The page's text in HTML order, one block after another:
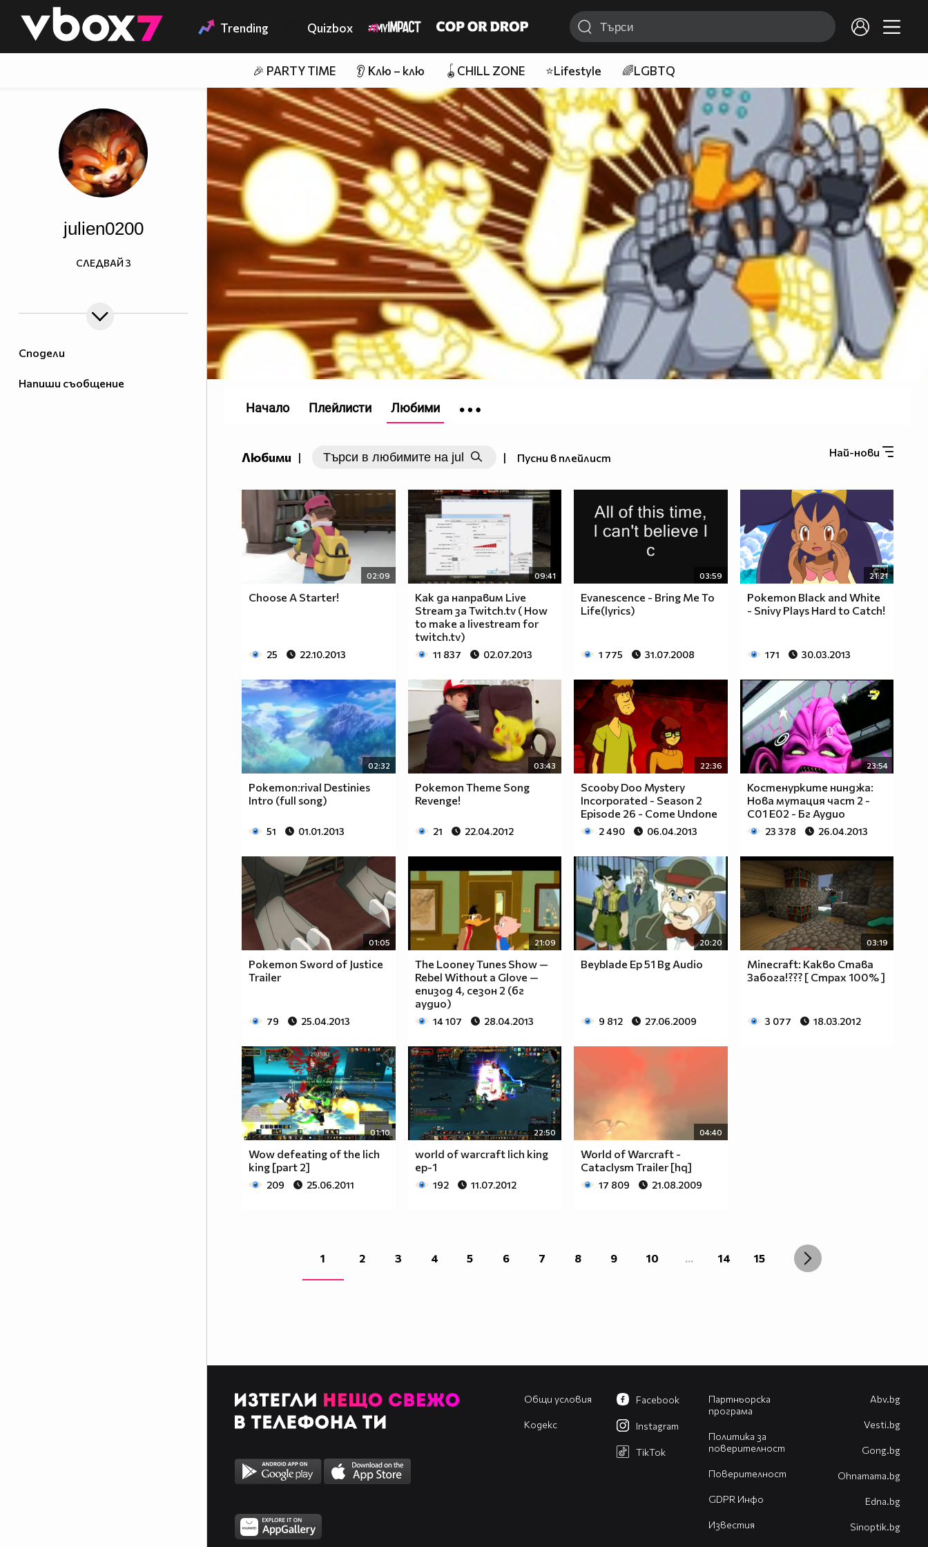
👾 Trending Quizbox
🎉 PARTY TIME 👂 Клю – клю 🪀CHILL ZONE ⭐Lifestyle 🌈LGBTQ
Сподели
Напиши съобщение
julien0200
СЛЕДВАЙ 3
Любими | | Пусни в плейлист Най-нови
02:09
Choose A Starter!
25 22.10.2013
09:41
Как да направим Live
Stream за Twitch.tv ( How
to make a livestream for
twitch.tv)
11 837 02.07.2013
03:59
Evanescence - Bring Me To
Life(lyrics)
1 775 31.07.2008
21:21
Pokemon Black and White
- Snivy Plays Hard to Catch!
171 30.03.2013
02:32
Pokemon:rival Destinies
Intro (full song)
51 01.01.2013
03:43
Pokemon Theme Song
Revenge!
21 22.04.2012
22:36
Scooby Doo Mystery
Incorporated - Season 2
Episode 26 - Come Undone
2 490 06.04.2013
23:54
Костенурките нинджа:
Нова мутация част 2 -
С01 Е02 - Бг Аудио
23 378 26.04.2013
01:05
Pokemon Sword of Justice
Trailer
79 25.04.2013
21:09
The Looney Tunes Show —
Rebel Without a Glove —
епизод 4, сезон 2 (бг
аудио)
14 107 28.04.2013
20:20
Beyblade Ep 51 Bg Audio
9 812 27.06.2009
03:19
Minecraft: Какво Става
Забога!??? [ Страх 100% ]
3 077 18.03.2012
01:10
Wow defeating of the lich
king [part 2]
209 25.06.2011
22:50
world of warcraft lich king
ep-1
192 11.07.2012
04:40
World of Warcraft -
Cataclysm Trailer [hq]
17 809 21.08.2009
1 2 3 4 5 6 7 8 9 10 ... 14 15
Начало Плейлисти Любими
Общи условия
Кодекс
Партньорска
програма
Политика за
поверителност
Поверителност
GDPR Инфо
Известия
Facebook
Instagram
TikTok
Abv.bg
Vesti.bg
Gong.bg
Оhnamama.bg
Edna.bg
Sinoptik.bg